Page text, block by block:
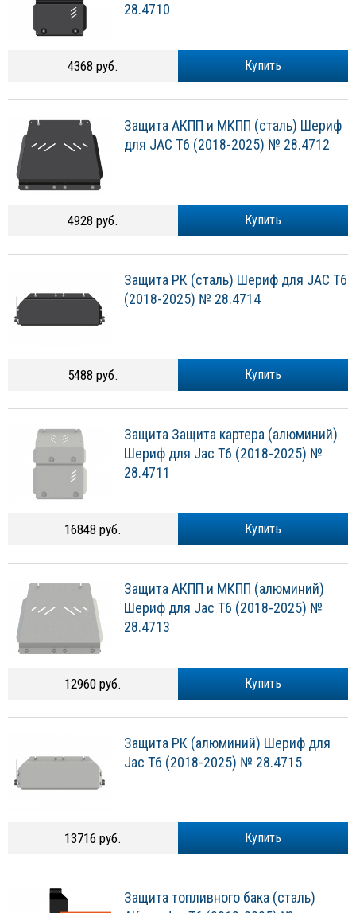
28.4710
Купить
4368 руб.
Защита АКПП и МКПП (сталь) Шериф
для JAC T6 (2018-2025) № 28.4712
Купить
4928 руб.
Защита РК (сталь) Шериф для JAC T6
(2018-2025) № 28.4714
Купить
5488 руб.
Защита Защита картера (алюминий)
Шериф для Jac T6 (2018-2025) №
28.4711
Купить
16848 руб.
Защита АКПП и МКПП (алюминий)
Шериф для Jac T6 (2018-2025) №
28.4713
Купить
12960 руб.
Защита РК (алюминий) Шериф для
Jac T6 (2018-2025) № 28.4715
Купить
13716 руб.
Защита топливного бака (сталь)